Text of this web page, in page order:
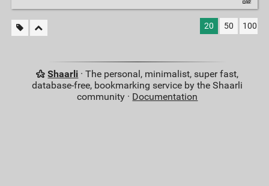
20 50 100
Shaarli · The personal, minimalist, super fast,
database-free, bookmarking service by the Shaarli
community · Documentation